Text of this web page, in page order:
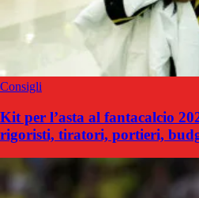
Consigli
Kit per l’asta al fantacalcio
rigoristi, tiratori, portieri,